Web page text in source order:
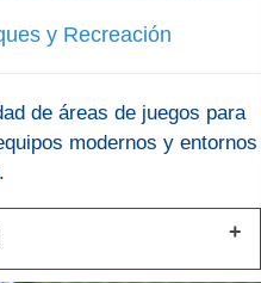
y Recreación
de áreas de juegos para
modernos y entornos